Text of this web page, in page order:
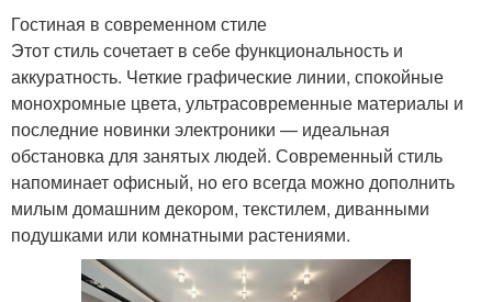
Гостиная в современном стиле
Этот стиль сочетает в себе функциональность и
аккуратность. Четкие графические линии, спокойные
монохромные цвета, ультрасовременные материалы и
последние новинки электроники — идеальная
обстановка для занятых людей. Современный стиль
напоминает офисный, но его всегда можно дополнить
милым домашним декором, текстилем, диванными
подушками или комнатными растениями.